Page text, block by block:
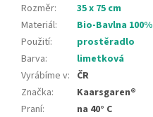
Rozměr:
35 x 75 cm
Materiál:
Bio-Bavlna 100%
Použití:
prostěradlo
Barva:
limetková
Vyrábíme v: ČR
Značka:
Kaarsgaren®
Praní: na 40° C